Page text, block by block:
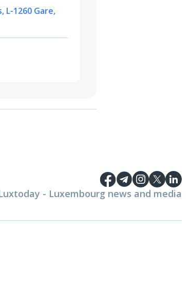
L-1260 Gare,
- Luxembourg news and media